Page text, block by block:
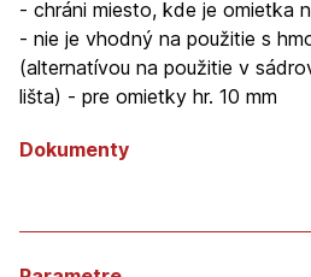
- chráni miesto, kde je omietka
- nie je vhodný na použitie s
(alternatívou na použitie v
lišta) - pre omietky hr. 10 mm
Dokumenty